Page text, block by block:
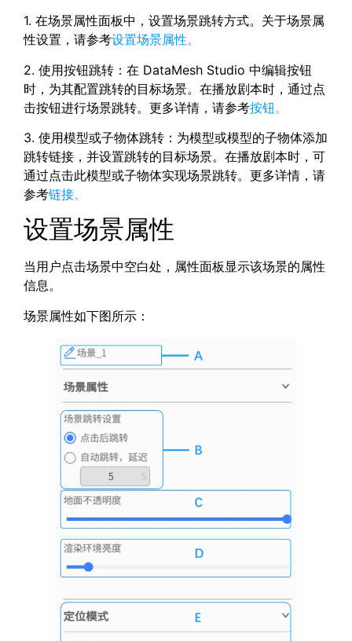
1. 在场景属性面板中，设置场景跳转方式。关于场景属
性设置，请参考设置场景属性。
2. 使用按钮跳转：在 DataMesh Studio 中编辑按钮
时，为其配置跳转的目标场景。在播放剧本时，通过点
击按钮进行场景跳转。更多详情，请参考按钮 。
3. 使用模型或子物体跳转：为模型或模型的子物体添加
跳转链接，并设置跳转的目标场景。在播放剧本时，可
通过点击此模型或子物体实现场景跳转。更多详情，请
参考链接。
设置场景属性
当用户点击场景中空白处，属性面板显示该场景的属性
信息。
场景属性如下图所示：